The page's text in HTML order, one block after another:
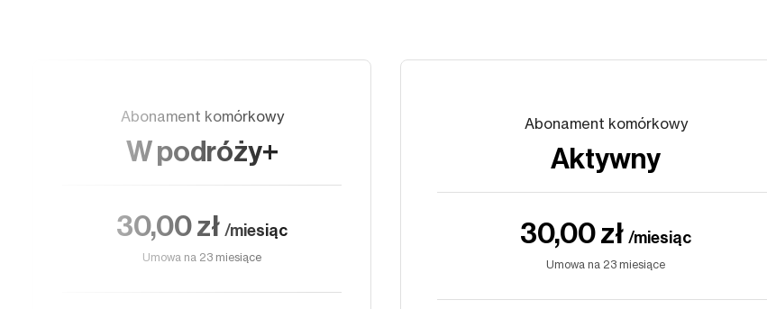
Abonament komórkowy
W podróży+
30,00 zł /miesiąc
Umowa na 23 miesiące
Abonament komórkowy
Aktywny
30,00 zł /miesiąc
Umowa na 23 miesiące